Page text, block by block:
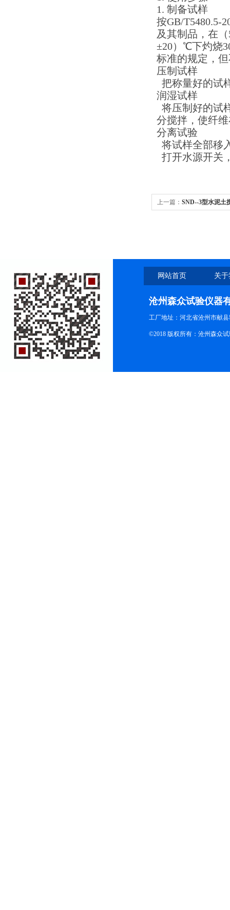
1. 制备试样
按GB/T5480.5-
及其制品，在
±20）℃下灼烧
标准的规定，
压制试样
把称量好的试
润湿试样
将压制好的试
分搅拌，使纤
分离试验
将试样全部移
打开水源开关
上一篇： SND--3型水泥土
网站首页 关
沧州森众试验仪器
工厂地址：河北省沧州市献
©2018 版权所有：沧州森众